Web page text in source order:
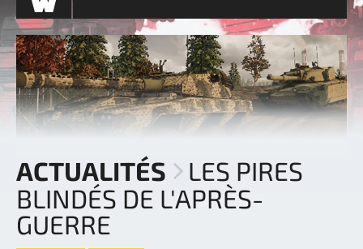
ACTUALITÉS
LES PIRES
BLINDÉS DE L'APRÈS-
GUERRE